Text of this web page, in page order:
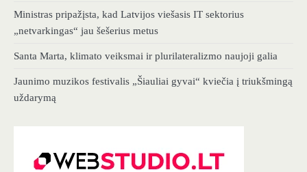
Ministras pripažįsta, kad Latvijos viešasis IT sektorius
„netvarkingas“ jau šešerius metus
Santa Marta, klimato veiksmai ir plurilateralizmo naujoji galia
Jaunimo muzikos festivalis „Šiauliai gyvai“ kviečia į triukšmingą
uždarymą